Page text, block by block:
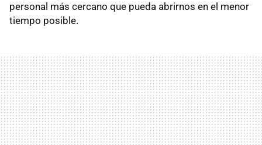
personal más cercano que pueda abrirnos en el menor
tiempo posible.